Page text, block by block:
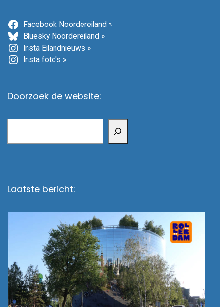
Facebook Noordereiland »
Bluesky Noordereiland »
Insta Eilandnieuws »
Insta foto's »
Doorzoek de website:
Laatste bericht: